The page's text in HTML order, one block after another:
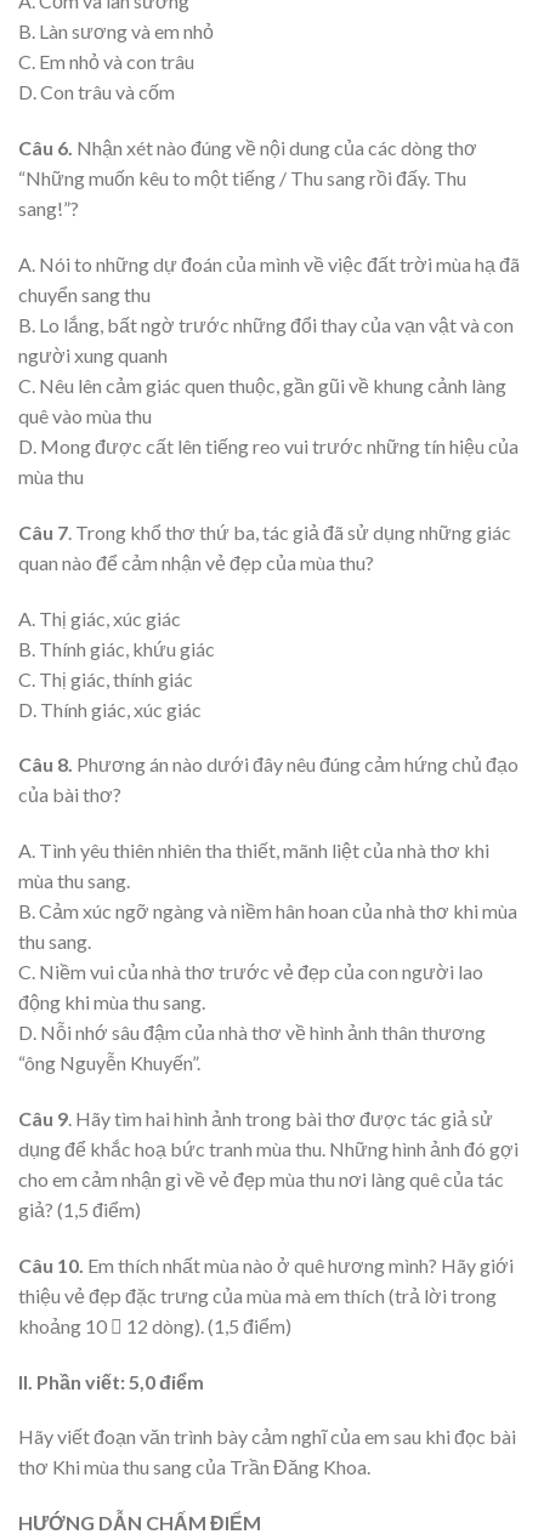
B. Làn sương và em nhỏ
C. Em nhỏ và con trâu
D. Con trâu và cốm
Câu 6. Nhận xét nào đúng về nội dung của các dòng thơ
“Những muốn kêu to một tiếng / Thu sang rồi đấy. Thu
sang!”?
A. Nói to những dự đoán của mình về việc đất trời mùa hạ đã
chuyển sang thu
B. Lo lắng, bất ngờ trước những đổi thay của vạn vật và con
người xung quanh
C. Nêu lên cảm giác quen thuộc, gần gũi về khung cảnh làng
quê vào mùa thu
D. Mong được cất lên tiếng reo vui trước những tín hiệu của
mùa thu
Câu 7. Trong khổ thơ thứ ba, tác giả đã sử dụng những giác
quan nào để cảm nhận vẻ đẹp của mùa thu?
A. Thị giác, xúc giác
B. Thính giác, khứu giác
C. Thị giác, thính giác
D. Thính giác, xúc giác
Câu 8. Phương án nào dưới đây nêu đúng cảm hứng chủ đạo
của bài thơ?
A. Tình yêu thiên nhiên tha thiết, mãnh liệt của nhà thơ khi
mùa thu sang.
B. Cảm xúc ngỡ ngàng và niềm hân hoan của nhà thơ khi mùa
thu sang.
C. Niềm vui của nhà thơ trước vẻ đẹp của con người lao
động khi mùa thu sang.
D. Nỗi nhớ sâu đậm của nhà thơ về hình ảnh thân thương
“ông Nguyễn Khuyến”.
Câu 9. Hãy tìm hai hình ảnh trong bài thơ được tác giả sử
dụng để khắc hoạ bức tranh mùa thu. Những hình ảnh đó gợi
cho em cảm nhận gì về vẻ đẹp mùa thu nơi làng quê của tác
giả? (1,5 điểm)
Câu 10. Em thích nhất mùa nào ở quê hương mình? Hãy giới
thiệu vẻ đẹp đặc trưng của mùa mà em thích (trả lời trong
khoảng 10  12 dòng). (1,5 điểm)
II. Phần viết: 5,0 điểm
Hãy viết đoạn văn trình bày cảm nghĩ của em sau khi đọc bài
thơ Khi mùa thu sang của Trần Đăng Khoa.
HƯỚNG DẪN CHẤM ĐIỂM